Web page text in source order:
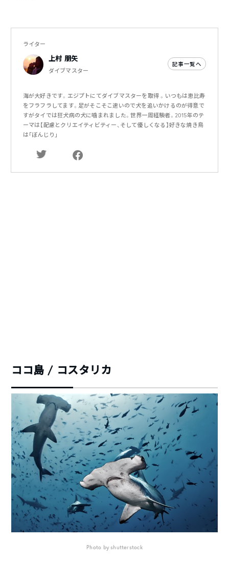
ライター
上村 朋矢
ダイブマスター
記事一覧へ
海が大好きです。エジプトにてダイブマスターを取得 。いつもは恵比寿
をフラフラしてます。足がそこそこ速いので犬を追いかけるのが得意で
すがタイでは狂犬病の犬に噛まれました。世界一周経験者。2015年のテ
ーマは【配慮とクリエイティビティー、そして優しくなる】好きな焼き鳥
は｢ぼんじり｣
ココ島 / コスタリカ
Photo by shutterstock